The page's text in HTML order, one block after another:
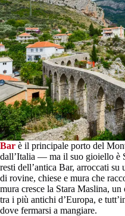
Bar è il principale porto del
dall’Italia — ma il suo gioiello è
resti dell’antica Bar, arroccati su
di rovine, chiese e mura che
mura cresce la Stara Maslina,
tra i più antichi d’Europa, e
dove fermarsi a mangiare.